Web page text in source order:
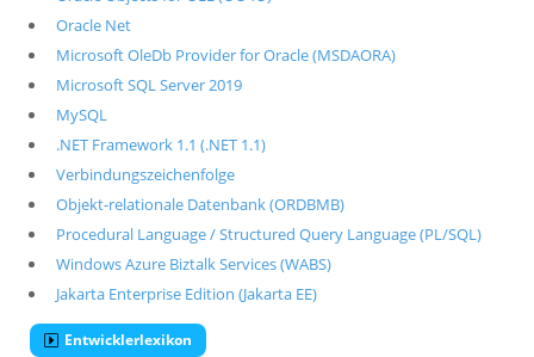
Oracle Net
Microsoft OleDb Provider for Oracle (MSDAORA)
Microsoft SQL Server 2019
MySQL
.NET Framework 1.1 (.NET 1.1)
Verbindungszeichenfolge
Objekt-relationale Datenbank (ORDBMB)
Procedural Language / Structured Query Language (PL/SQL)
Windows Azure Biztalk Services (WABS)
Jakarta Enterprise Edition (Jakarta EE)
Entwicklerlexikon